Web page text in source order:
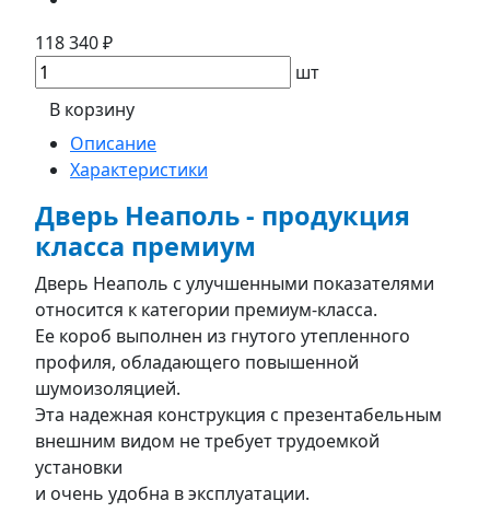
118 340 ₽
шт
В корзину
Описание
Характеристики
Дверь Неаполь - продукция
класса премиум
Дверь Неаполь с улучшенными показателями
относится к категории премиум-класса.
Ее короб выполнен из гнутого утепленного
профиля, обладающего повышенной
шумоизоляцией.
Эта надежная конструкция с презентабельным
внешним видом не требует трудоемкой
установки
и очень удобна в эксплуатации.